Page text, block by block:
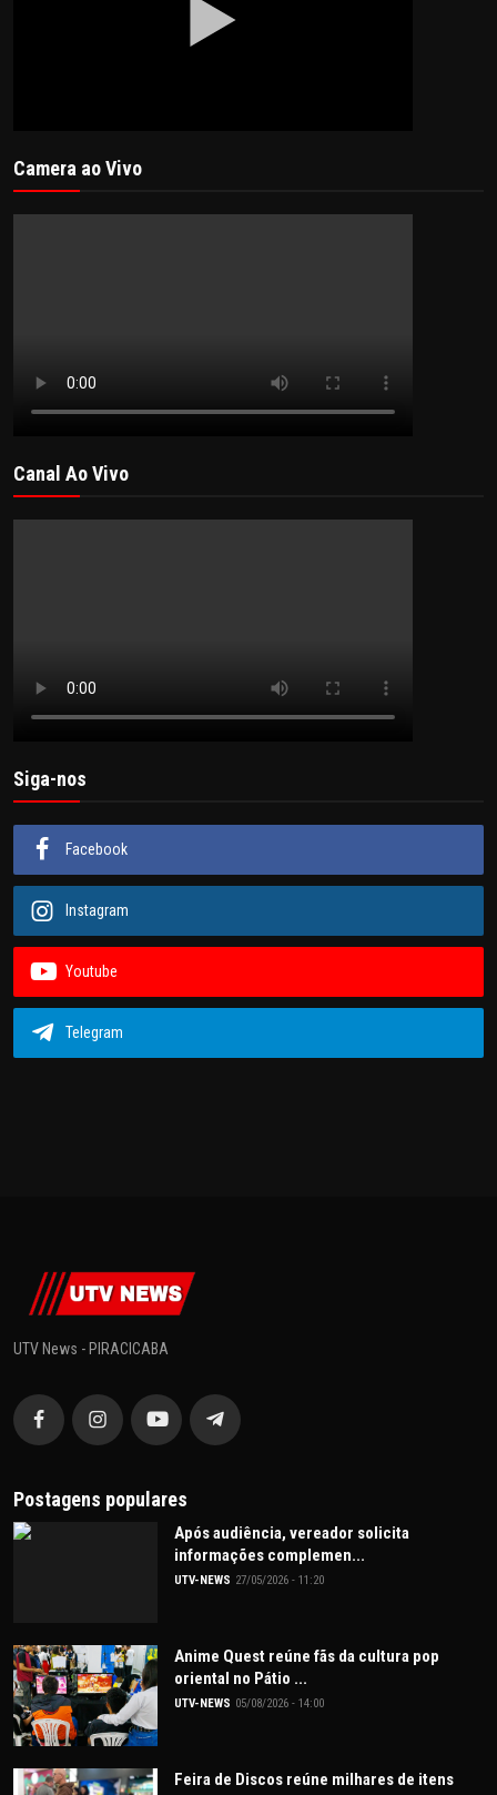
Camera ao Vivo
Canal Ao Vivo
Siga-nos
Facebook
Instagram
Youtube
Telegram
UTV News - PIRACICABA
Postagens populares
Após audiência, vereador solicita
informações complemen...
UTV-NEWS 27/05/2026 - 11:20
Anime Quest reúne fãs da cultura pop
oriental no Pátio ...
UTV-NEWS 05/08/2026 - 14:00
Feira de Discos reúne milhares de itens